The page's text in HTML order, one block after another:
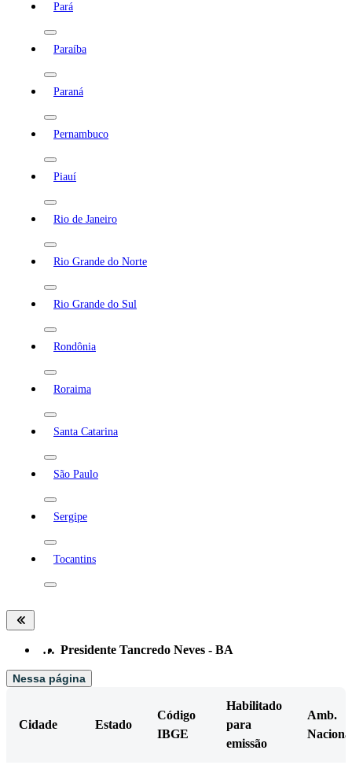
Pará
Paraíba
Paraná
Pernambuco
Piauí
Rio de Janeiro
Rio Grande do Norte
Rio Grande do Sul
Rondônia
Roraima
Santa Catarina
São Paulo
Sergipe
Tocantins
… Presidente Tancredo Neves - BA
Nessa página
Cidade Estado
Código
IBGE
Habilitado
para
emissão
Amb.